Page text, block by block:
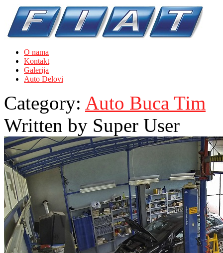
O nama
Kontakt
Galerija
Auto Delovi
Category: Auto Buca Tim
Written by Super User